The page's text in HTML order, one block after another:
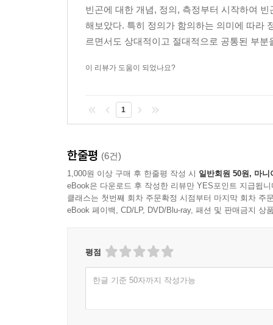
동등한 가치와 인간 존엄의 인정이라는 원칙을
곤을 외면하거나, 자의적으로 한 가지 기술에 다
져 있다. 존중이 ‘불평등의 경계’를 넘어서기가
---「4장 빈곤 담론: 타자화에서 존중까지」중에서
과정 및 정부 정책의 산물이다. (…) 여러 선진국
소와 같은 생애 주기적 사건으로 촉발될 수 있으
사람과 적절하고 포용적인 사회보장 최저선을 누
악덕, 오염이라는 낙인이 따라붙었고, 이런 낙인
가난과 ‘빈민’에 대한 혐오적인 편견과 시선은
이 책에서 제안하는 빈곤 이해는 ‘정확한’ 수치
빈곤의 규모와 심도를 측정하는 데 도움이 되
곤란이라는 빈곤의 중심에 더해, 책에서는 총체
예를 들어 현재 한국의 복지 급여 기준은 ‘소득’
계속해서 저임금 노동에 머무를 수밖에 없다. 소
빈곤에 대한 개념, 정의, 측정부터 시작하여
해보았다. 특히 정의가 함의하는 의미에 따라
르면서도 상대적이고 절대적으로 공통된 부
이 리뷰가 도움이 되었나요?
1
한줄평 (6건)
1,000원 이상 구매 후 한줄평 작성 시 일반회원 50원, 마니
eBook은 다운로드 후 작성한 리뷰만 YES포인트 지급됩니
클래스는 첫번째 회차 주문확정 시점부터 마지막 회차 주
eBook 페이백, CD/LP, DVD/Blu-ray, 패션 및 판매금지 상
평점
한글 기준 50자까지 작성가능